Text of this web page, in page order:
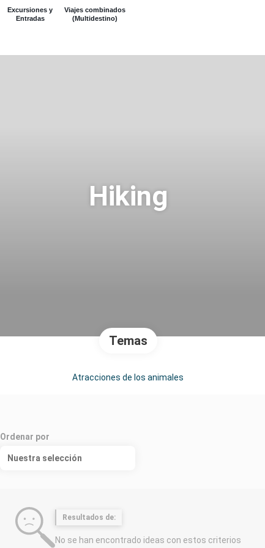
Excursiones y
Entradas
Viajes combinados
(Multidestino)
Hiking
Temas
Atracciones de los animales
Ordenar por
Nuestra selección
Resultados de:
No se han encontrado ideas con estos criterios